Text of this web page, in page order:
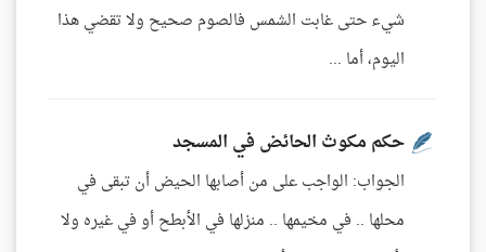
شيء حتى غابت الشمس فالصوم صحيح ولا تقضي هذا
اليوم، أما ...
حكم مكوث الحائض في المسجد
الجواب: الواجب على من أصابها الحيض أن تبقى في
محلها .. في مخيمها .. منزلها في الأبطح أو في غيره ولا